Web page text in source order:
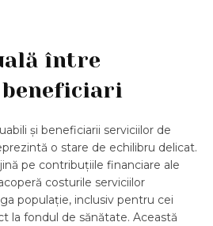
între
și beneficiarii serviciilor de
o stare de echilibru delicat.
pe contribuțiile financiare ale
costurile serviciilor
populație, inclusiv pentru cei
la fondul de sănătate. Această